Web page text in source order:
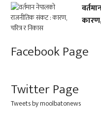
Facebook Page
Twitter Page
Tweets by moolbatonews